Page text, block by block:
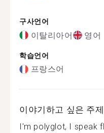
구사언어
이탈리아어 영어
학습언어
프랑스어
이야기하고 싶은 주제
I'm polyglot, I speak